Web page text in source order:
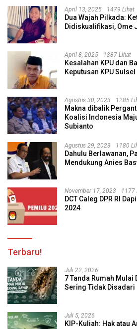
April 13, 2025 1479 Lihat
Dua Wajah Pilkada:
Didiskualifikasi, Ome
April 8, 2025 1387 Lihat
Kesalahan KPU dan
Keputusan KPU Sulsel
Agustus 30, 2023 1285
Makna dibalik
Koalisi Indonesia
Subianto
Agustus 29, 2023 1180
Dahulu Berlawanan,
Mendukung Anies
November 17, 2023 1177
DCT Caleg DPR RI
2024
Terbaru!
Juli 22, 2026
7 Tanda Rumah Mulai
Sering Tidak Disadari
Juli 5, 2026
KIP-Kuliah: Hak atau